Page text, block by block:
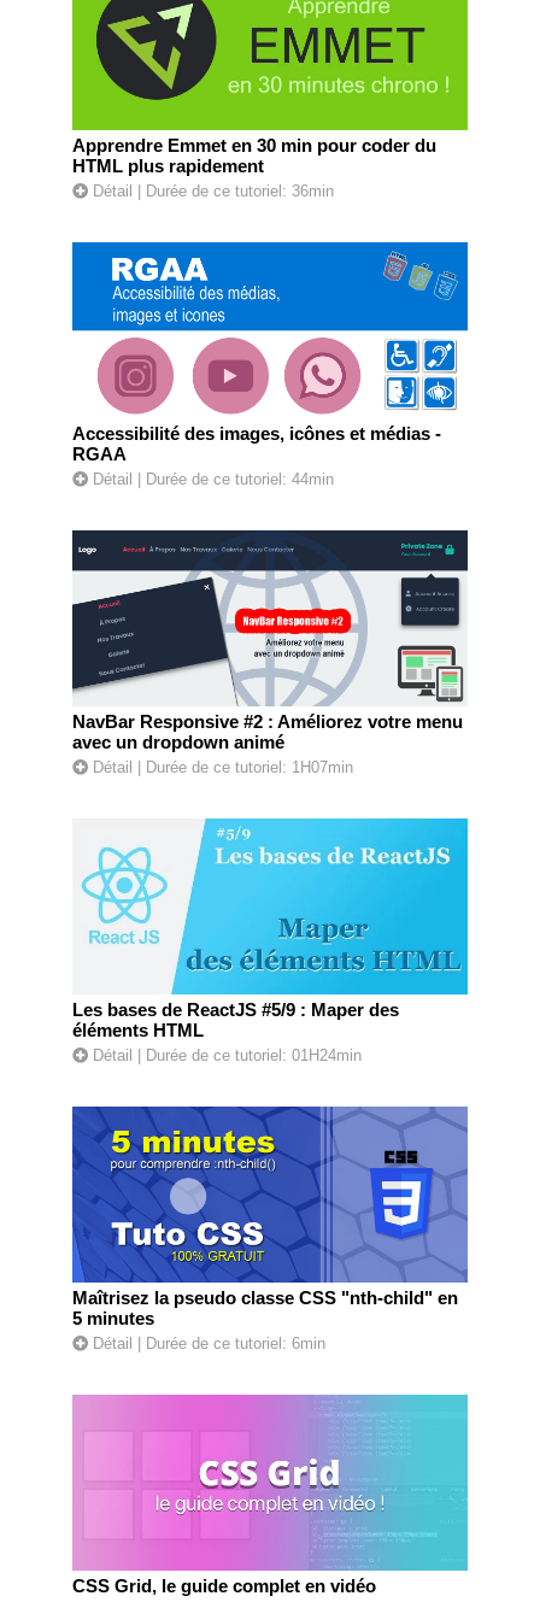
Apprendre Emmet en 30 min pour coder du
HTML plus rapidement
Détail | Durée de ce tutoriel: 36min
Accessibilité des images, icônes et médias -
RGAA
Détail | Durée de ce tutoriel: 44min
NavBar Responsive #2 : Améliorez votre menu
avec un dropdown animé
Détail | Durée de ce tutoriel: 1H07min
Les bases de ReactJS #5/9 : Maper des
éléments HTML
Détail | Durée de ce tutoriel: 01H24min
Maîtrisez la pseudo classe CSS "nth-child" en
5 minutes
Détail | Durée de ce tutoriel: 6min
CSS Grid, le guide complet en vidéo